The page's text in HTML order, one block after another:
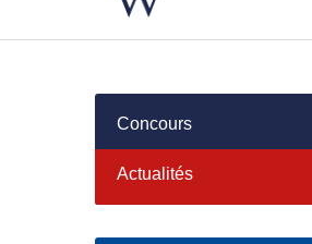
Concours
Actualités